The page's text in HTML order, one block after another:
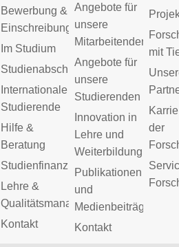
Bewerbung &
Einschreibung
Im Studium
Studienabschluss
Internationale
Studierende
Hilfe &
Beratung
Studienfinanzierung
Lehre &
Qualitätsmanagement
Kontakt
Angebote für
unsere
Mitarbeitenden
Angebote für
unsere
Studierenden
Innovation in
Lehre und
Weiterbildung
Publikationen
und
Medienbeiträge
Kontakt
mit
der